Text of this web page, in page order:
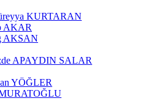
KURTARAN
AKAR
AKSAN
APAYDIN SALAR
YÖĞLER